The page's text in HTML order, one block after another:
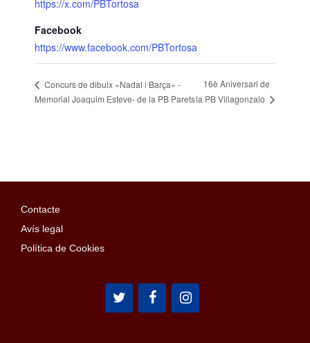
https://x.com/PBTortosa
Facebook
https://www.facebook.com/PBTortosa
Concurs de dibuix «Nadal i Barça» -
Memorial Joaquim Esteve- de la PB Parets
16è Aniversari de
la PB Villagonzalo
Contacte
Avís legal
Política de Cookies